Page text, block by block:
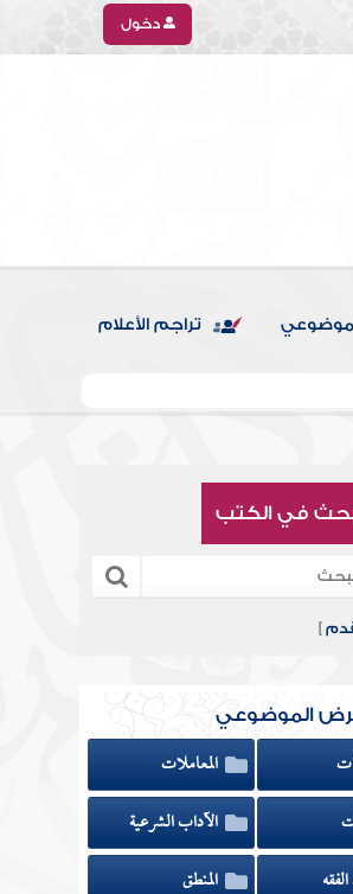
دخول
تراجم الأعلام
في الكتب
]
الموضوعي
المعاملات
الآداب الشرعية
المنطق